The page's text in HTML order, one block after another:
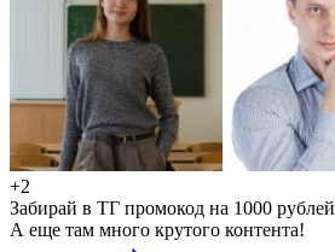
+2
Забирай в ТГ промокод на 1000 рублей
А еще там много крутого контента!